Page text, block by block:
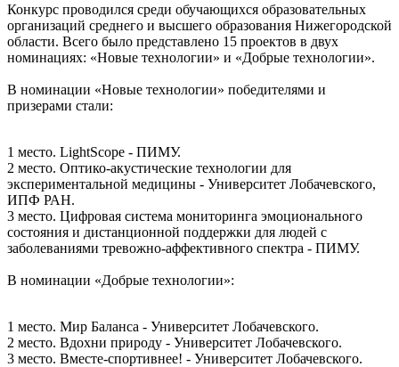
Конкурс проводился среди обучающихся образовательных
организаций среднего и высшего образования Нижегородской
области. Всего было представлено 15 проектов в двух
номинациях: «Новые технологии» и «Добрые технологии».
В номинации «Новые технологии» победителями и
призерами стали:
1 место. LightScope - ПИМУ.
2 место. Оптико-акустические технологии для
экспериментальной медицины - Университет Лобачевского,
ИПФ РАН.
3 место. Цифровая система мониторинга эмоционального
состояния и дистанционной поддержки для людей с
заболеваниями тревожно-аффективного спектра - ПИМУ.
В номинации «Добрые технологии»:
1 место. Мир Баланса - Университет Лобачевского.
2 место. Вдохни природу - Университет Лобачевского.
3 место. Вместе-спортивнее! - Университет Лобачевского.